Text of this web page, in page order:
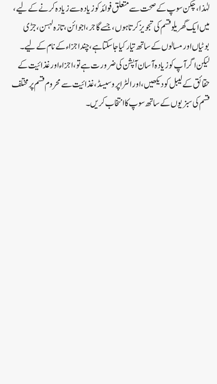
لہٰذا، چکن سوپ کے صحت سے متعلق فوائد کو زیادہ سے زیادہ کرنے کے لیے،
میں ایک گھریلو قسم کی تجویز کرتا ہوں، جسے گاجر، اجوائن، تازہ لہسن، جڑی
بوٹیاں اور مسالوں کے ساتھ تیار کیا جا سکتا ہے، چند اجزاء کے نام کے لیے۔
لیکن اگر آپ کو زیادہ آسان آپشن کی ضرورت ہے تو، اجزاء اور غذائیت کے
حقائق کے لیبل کو دیکھیں، اور الٹرا پروسیسڈ، غذائیت سے محروم قسم پر مختلف
قسم کی سبزیوں کے ساتھ سوپ کا انتخاب کریں۔